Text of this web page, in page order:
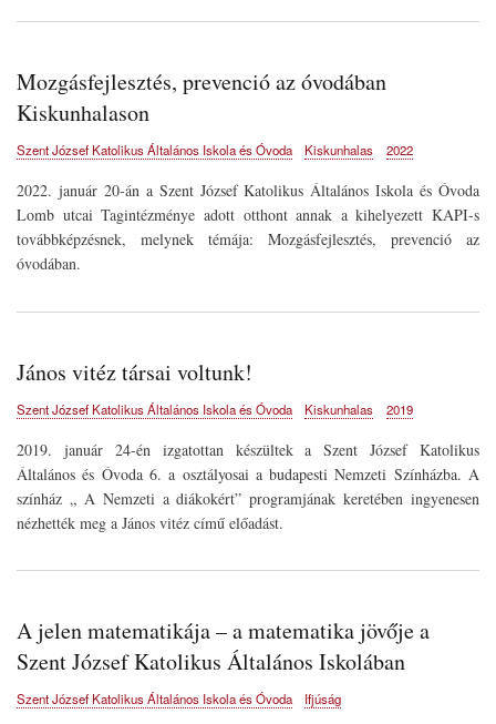
Mozgásfejlesztés, prevenció az óvodában
Kiskunhalason
Szent József Katolikus Általános Iskola és Óvoda Kiskunhalas 2022
2022. január 20-án a Szent József Katolikus Általános Iskola és Óvoda
Lomb utcai Tagintézménye adott otthont annak a kihelyezett KAPI-s
továbbképzésnek, melynek témája: Mozgásfejlesztés, prevenció az
óvodában.
János vitéz társai voltunk!
Szent József Katolikus Általános Iskola és Óvoda Kiskunhalas 2019
2019. január 24-én izgatottan készültek a Szent József Katolikus
Általános és Óvoda 6. a osztályosai a budapesti Nemzeti Színházba. A
színház „ A Nemzeti a diákokért” programjának keretében ingyenesen
nézhették meg a János vitéz című előadást.
A jelen matematikája – a matematika jövője a
Szent József Katolikus Általános Iskolában
Szent József Katolikus Általános Iskola és Óvoda Ifjúság